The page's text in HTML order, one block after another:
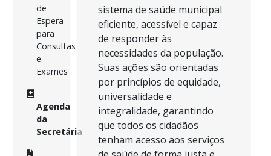
de
Espera
para
Consultas
e
Exames
Agenda
da
Secretária
sistema de saúde municipal
eficiente, acessível e capaz
de responder às
necessidades da população.
Suas ações são orientadas
por princípios de equidade,
universalidade e
integralidade, garantindo
que todos os cidadãos
tenham acesso aos serviços